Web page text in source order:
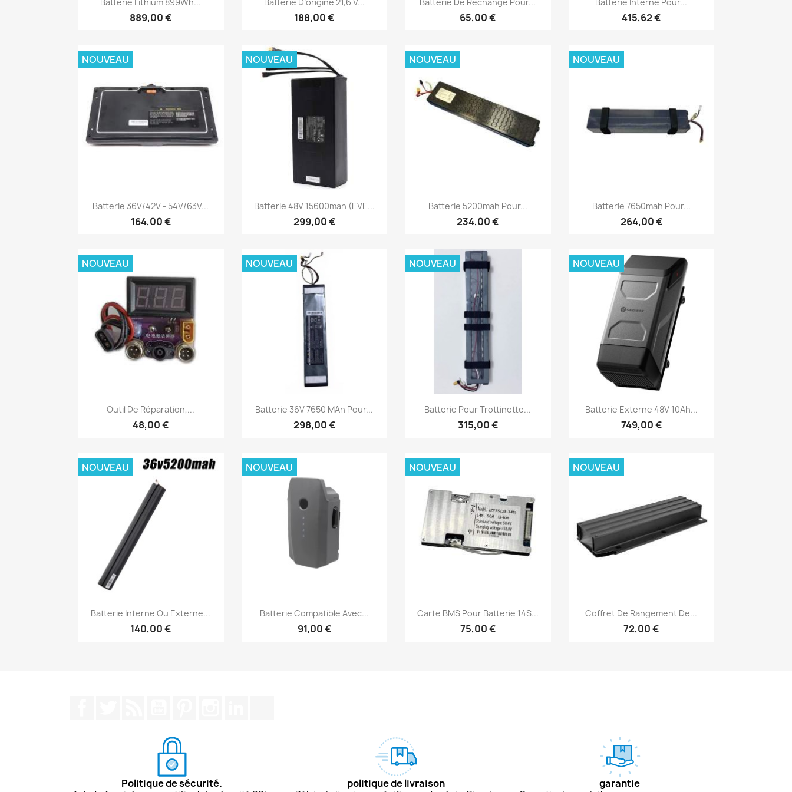
889,00 € 188,00 € 65,00 € 415,62 €
 Aperçu rapide
Batterie 36V/42V - 54V/63V...
164,00 €
NOUVEAU
 Aperçu rapide
Batterie 48V 15600mah (EVE...
299,00 €
NOUVEAU
Aperçu rapide
Batterie 5200mah Pour...
234,00 €
NOUVEAU
Aperçu rapide
Batterie 7650mah Pour...
264,00 €
NOUVEAU
Aperçu rapide
Outil De Réparation,...
48,00 €
NOUVEAU
 Aperçu rapide
Batterie 36V 7650 MAh Pour...
298,00 €
NOUVEAU
Aperçu rapide
Batterie Pour Trottinette...
315,00 €
NOUVEAU
Aperçu rapide
Batterie Externe 48V 10Ah...
749,00 €
NOUVEAU
 Aperçu rapide
Batterie Interne Ou Externe...
140,00 €
NOUVEAU
Aperçu rapide
Batterie Compatible Avec...
91,00 €
NOUVEAU
Aperçu rapide
Carte BMS Pour Batterie 14S...
75,00 €
NOUVEAU
Aperçu rapide
Coffret De Rangement De...
72,00 €
NOUVEAU
Politique de sécurité. politique de livraison garantie